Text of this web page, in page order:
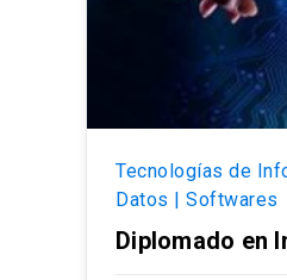
Tecnologías de
Datos | Softwares
Diplomado en